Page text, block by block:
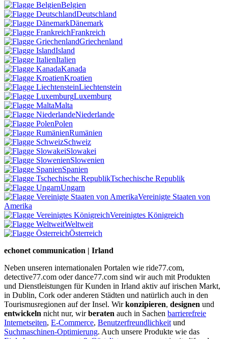
Belgien
Deutschland
Dänemark
Frankreich
Griechenland
Island
Italien
Kanada
Kroatien
Liechtenstein
Luxemburg
Malta
Niederlande
Polen
Rumänien
Schweiz
Slowakei
Slowenien
Spanien
Tschechische Republik
Ungarn
Vereinigte Staaten von
Amerika
Vereinigtes Königreich
Weltweit
Österreich
echonet communication | Irland
Neben unseren internationalen Portalen wie ride77.com,
detective77.com oder dance77.com sind wir auch mit Produkten
und Dienstleistungen für Kunden in Irland aktiv auf irischen Markt,
in Dublin, Cork oder anderen Städten und natürlich auch in den
Tourismusregionen auf der Insel. Wirkonzipieren, designen und
entwickeln nicht nur, wirberaten auch in Sachen barrierefreie
Internetseiten, E-Commerce, Benutzerfreundlichkeit und
Suchmaschinen-Optimierung. Auch unsere Produkte wie das